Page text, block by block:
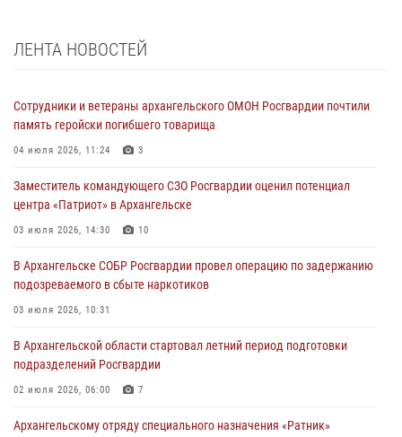
ЛЕНТА НОВОСТЕЙ
Сотрудники и ветераны архангельского ОМОН Росгвардии почтили
память геройски погибшего товарища
04 июля 2026, 11:24 3
Заместитель командующего СЗО Росгвардии оценил потенциал
центра «Патриот» в Архангельске
03 июля 2026, 14:30 10
В Архангельске СОБР Росгвардии провел операцию по задержанию
подозреваемого в сбыте наркотиков
03 июля 2026, 10:31
В Архангельской области стартовал летний период подготовки
подразделений Росгвардии
02 июля 2026, 06:00 7
Архангельскому отряду специального назначения «Ратник»